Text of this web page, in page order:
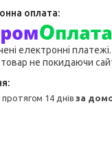
електронні
не покидаючи
протягом 14 днівза